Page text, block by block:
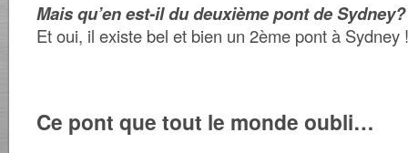
Mais qu’en est-il du deuxième pont de Sydney?
Et oui, il existe bel et bien un 2ème pont à Sydney !
Ce pont que tout le monde oubli…